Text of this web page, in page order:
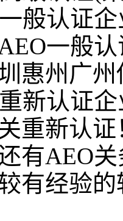
般认证
一般
惠州广
新认证
重新认
有AEO
有经验